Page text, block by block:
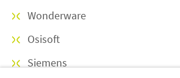
Wonderware
Osisoft
Siemens